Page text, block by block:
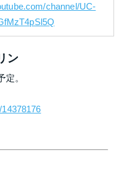
channel/UC-
ン
。